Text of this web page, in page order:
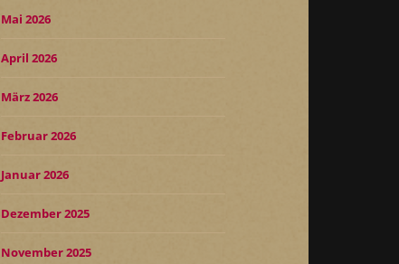
Mai 2026
April 2026
März 2026
Februar 2026
Januar 2026
Dezember 2025
November 2025